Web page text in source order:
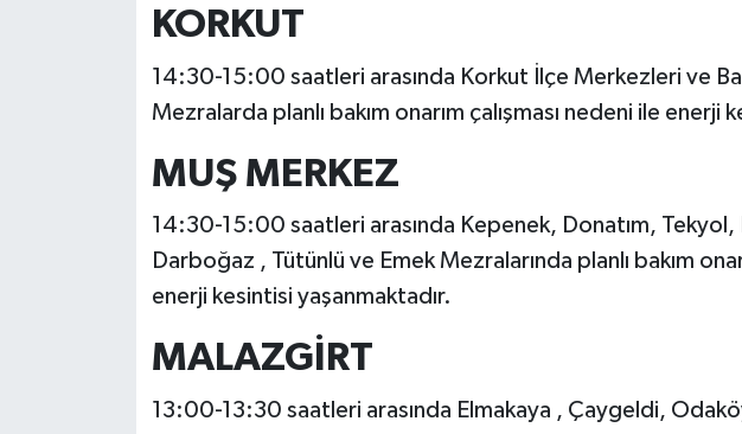
KORKUT
14:30-15:00 saatleri arasında Korkut İlçe Merkezleri ve
Mezralarda planlı bakım onarım çalışması nedeni ile enerji
MUŞ MERKEZ
14:30-15:00 saatleri arasında Kepenek, Donatım,
Darboğaz , Tütünlü ve Emek Mezralarında planlı bakım
enerji kesintisi yaşanmaktadır.
MALAZGİRT
13:00-13:30 saatleri arasında Elmakaya , Çaygeldi,